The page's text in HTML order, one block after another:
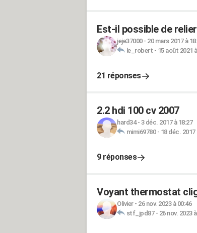
Est-il possible de
jeje37000- 20 mars 2017 à
le_robert - 15 août 2021
21 réponses
2.2 hdi 100 cv 2007
hard34- 3 déc. 2017 à 18:27
mimi69780- 18 déc. 2017
9 réponses
Voyant thermostat
Olivier- 26 nov. 2023 à 00:46
stf_jpd87- 26 nov. 2023